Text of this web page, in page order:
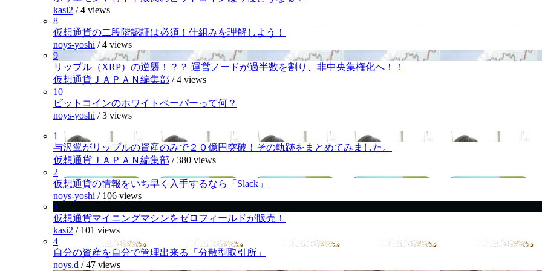
kasi2 /4 views
8
仮想通貨の二段階認証は必須！仕組みを理解しよう！
noys-yoshi /4 views
9
リップル（XRP）の逆襲！？？ 運営ノードが過半数を割り、非中央集権化へ！！
仮想通貨ＪＡＰＡＮ編集部 /4 views
10
ビットコインのホワイトペーパーって何？
noys-yoshi /3 views
1
与沢翼がリップルの資産のみで２０億円突破！その軌跡をまとめてみました。
仮想通貨ＪＡＰＡＮ編集部 /380 views
2
仮想通貨の情報をいち早く入手するなら「Slack」
noys-yoshi / 106 views
3
仮想通貨マイニングマシンをゼロフィールドが販売！
kasi2 / 101 views
4
自分の資産を自分で管理出来る「分散型取引所」
noys.d /47 views